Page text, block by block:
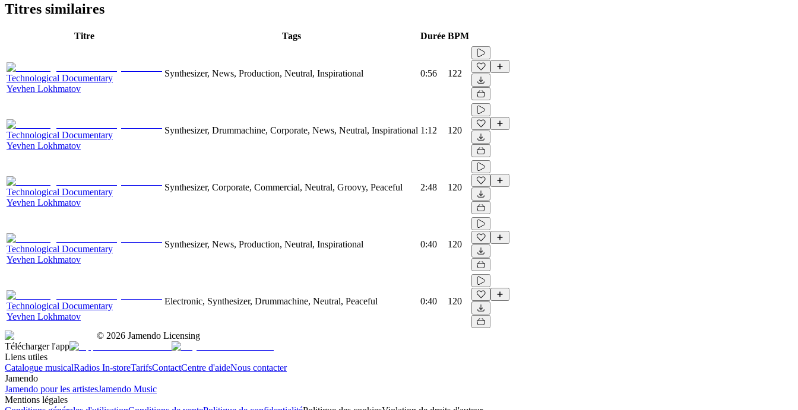
Titres similaires
Titre Tags Durée BPM
Technological Documentary
Yevhen Lokhmatov
Synthesizer, News, Production, Neutral, Inspirational 0:56 122
Technological Documentary
Yevhen Lokhmatov
Synthesizer, Drummachine, Corporate, News, Neutral, Inspirational 1:12 120
Technological Documentary
Yevhen Lokhmatov
Synthesizer, Corporate, Commercial, Neutral, Groovy, Peaceful 2:48 120
Technological Documentary
Yevhen Lokhmatov
Synthesizer, News, Production, Neutral, Inspirational 0:40 120
Technological Documentary
Yevhen Lokhmatov
Electronic, Synthesizer, Drummachine, Neutral, Peaceful 0:40 120
© 2026 Jamendo Licensing
Télécharger l'app
Liens utiles
Catalogue musicalRadios In-storeTarifsContactCentre d'aideNous contacter
Jamendo
Jamendo pour les artistesJamendo Music
Mentions légales